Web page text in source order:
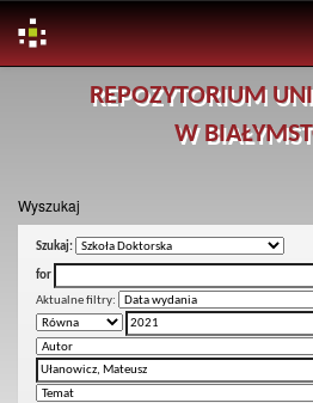
REPOZYTORIUM
W
Wyszukaj
Szukaj:
for
Aktualne filtry: